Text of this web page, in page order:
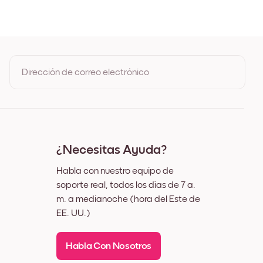
Dirección de correo electrónico
¿Necesitas Ayuda?
Habla con nuestro equipo de
soporte real, todos los días de 7 a.
m. a medianoche (hora del Este de
EE. UU.)
Habla Con Nosotros